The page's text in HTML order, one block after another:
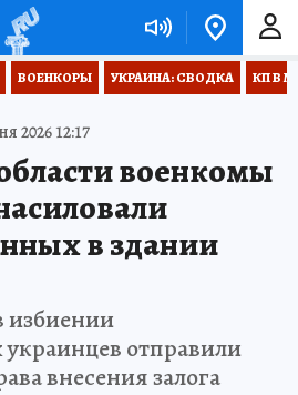
ВОЕНКОРЫ УКРАИНА: СВОДКА КП В
2026 12:17
военкомы
в здании
избиении
отправили
внесения залога